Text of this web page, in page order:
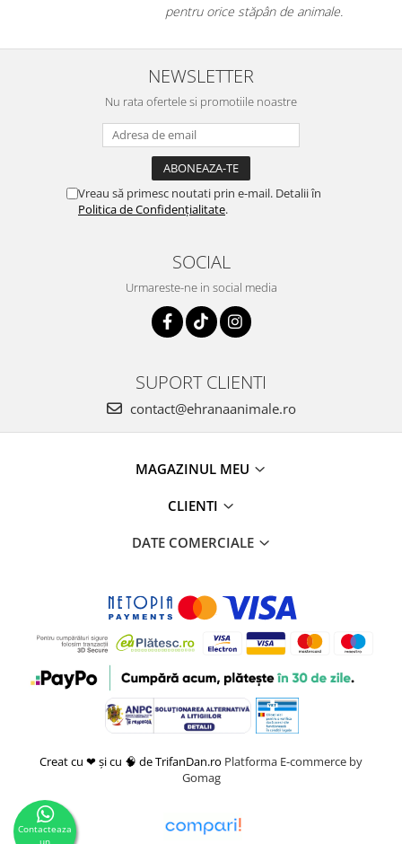
pentru orice stăpân de animale.
NEWSLETTER
Nu rata ofertele si promotiile noastre
Vreau să primesc noutati prin e-mail. Detalii în
Politica de Confidențialitate.
SOCIAL
Urmareste-ne in social media
SUPORT CLIENTI
contact@ehranaanimale.ro
MAGAZINUL MEU
CLIENTI
DATE COMERCIALE
Creat cu ❤ și cu 🧠 de TrifanDan.ro Platforma E-commerce by
Gomag
Contacteaza
un